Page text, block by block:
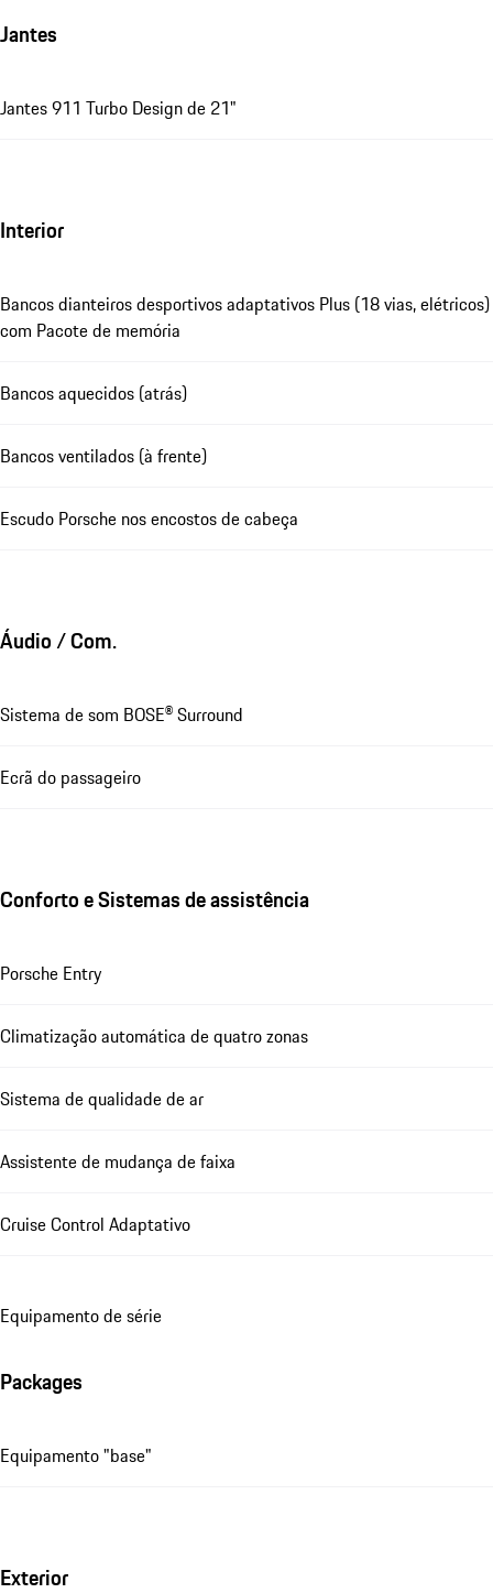
Jantes
Jantes 911 Turbo Design de 21"
Interior
Bancos dianteiros desportivos adaptativos Plus (18 vias, elétricos)
com Pacote de memória
Bancos aquecidos (atrás)
Bancos ventilados (à frente)
Escudo Porsche nos encostos de cabeça
Áudio / Com.
Sistema de som BOSE® Surround
Ecrã do passageiro
Conforto e Sistemas de assistência
Porsche Entry
Climatização automática de quatro zonas
Sistema de qualidade de ar
Assistente de mudança de faixa
Cruise Control Adaptativo
Equipamento de série
Packages
Equipamento "base"
Exterior